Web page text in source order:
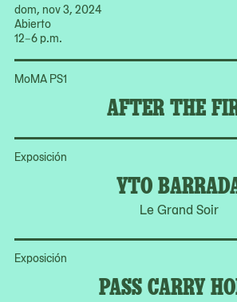
dom, nov 3, 2024
Abierto
12–6 p.m.
MoMA PS1
AFTER THE
Exposición
YTO
Le Grand Soir
Exposición
PASS CARRY